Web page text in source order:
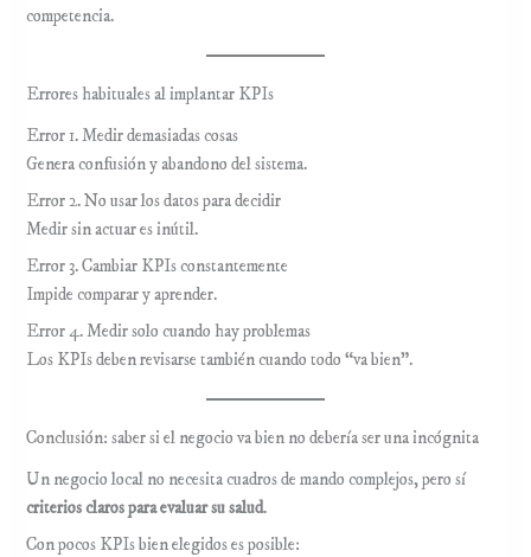
competencia.
Errores habituales al implantar KPIs
Error 1. Medir demasiadas cosas
Genera confusión y abandono del sistema.
Error 2. No usar los datos para decidir
Medir sin actuar es inútil.
Error 3. Cambiar KPIs constantemente
Impide comparar y aprender.
Error 4. Medir solo cuando hay problemas
Los KPIs deben revisarse también cuando todo “va bien”.
Conclusión: saber si el negocio va bien no debería ser una incógnita
Un negocio local no necesita cuadros de mando complejos, pero sí
criterios claros para evaluar su salud.
Con pocos KPIs bien elegidos es posible: